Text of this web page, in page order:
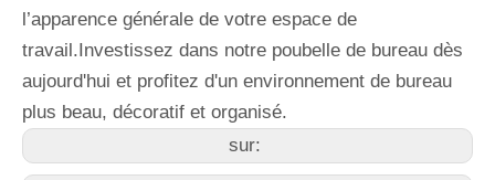
l’apparence générale de votre espace de
travail.Investissez dans notre poubelle de bureau dès
aujourd'hui et profitez d'un environnement de bureau
plus beau, décoratif et organisé.
sur: